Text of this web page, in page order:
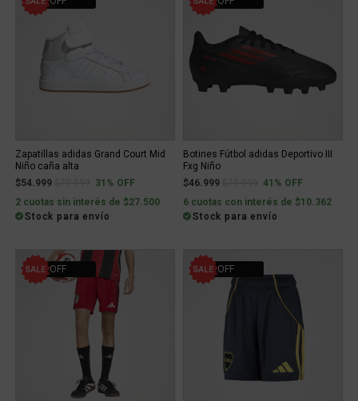
Zapatillas adidas Grand Court Mid
Niño caña alta
$54.999
Price reduced from
to31% OFF
2 cuotas sin interés de $27.500
Stock para envío
Botines Fútbol adidas Deportivo III
Fxg Niño
$46.999
Price reduced from
to41% OFF
6 cuotas con interés de $10.362
Stock para envío
30% OFF 30% OFF